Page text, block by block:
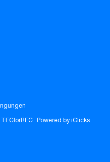
TECforREC Powered by iClicks